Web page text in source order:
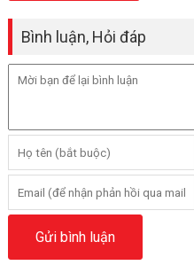
Bình luận, Hỏi đáp